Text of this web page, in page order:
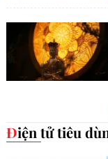
Điện tử tiêu